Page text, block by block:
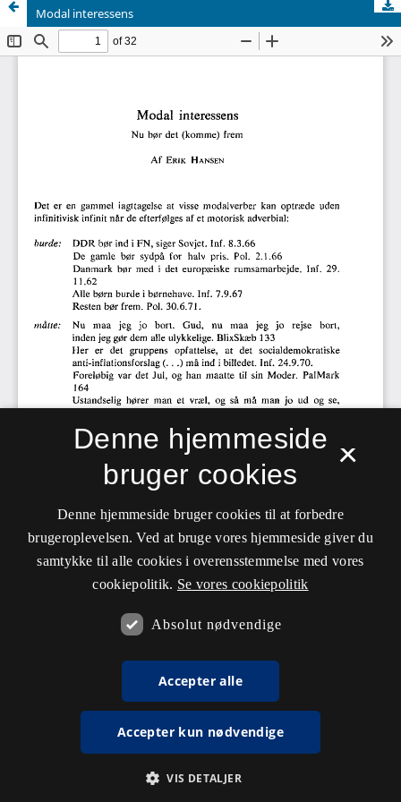
Modal interessens
×
Denne hjemmeside
bruger cookies
Denne hjemmeside bruger cookies til at forbedre
brugeroplevelsen. Ved at bruge vores hjemmeside giver du
samtykke til alle cookies i overensstemmelse med vores
cookiepolitik. Se vores cookiepolitik
Absolut nødvendige
Accepter alle
Accepter kun nødvendige
VIS DETALJER